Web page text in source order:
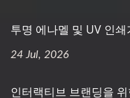
투명 에나멜 및 UV 인
24 Jul, 2026
인터랙티브 브랜딩을